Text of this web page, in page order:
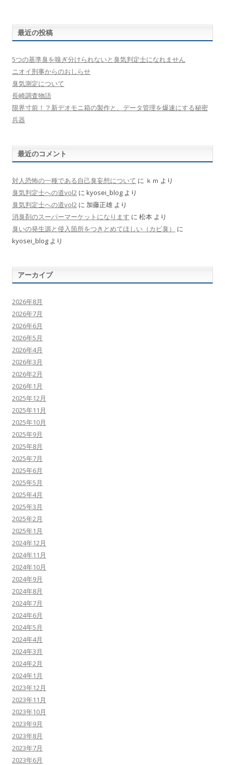
最近の投稿
5つの基準臭を嗅ぎ分けられないと臭気判定士になれません
ニオイ刑事からのおしらせ
臭気測定について
長崎調査物語
限界寸前！？新デオモニ箱の製作と、データ管理を爆速にする秘密
兵器
最近のコメント
対人恐怖の一種である自己臭妄想について に ｋｍ より
臭気判定士への道vol2 に kyosei_blog より
臭気判定士への道vol2 に 加藤正雄 より
消臭剤のスーパーマーケットになります に 松本 より
臭いの発生源と侵入箇所をつきとめてほしい（カビ臭）
に
kyosei_blog より
アーカイブ
2026年8月
2026年7月
2026年6月
2026年5月
2026年4月
2026年3月
2026年2月
2026年1月
2025年12月
2025年11月
2025年10月
2025年9月
2025年8月
2025年7月
2025年6月
2025年5月
2025年4月
2025年3月
2025年2月
2025年1月
2024年12月
2024年11月
2024年10月
2024年9月
2024年8月
2024年7月
2024年6月
2024年5月
2024年4月
2024年3月
2024年2月
2024年1月
2023年12月
2023年11月
2023年10月
2023年9月
2023年8月
2023年7月
2023年6月